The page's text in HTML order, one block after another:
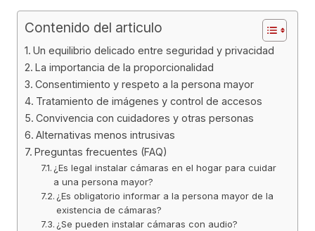
Contenido del articulo
Un equilibrio delicado entre seguridad y privacidad
La importancia de la proporcionalidad
Consentimiento y respeto a la persona mayor
Tratamiento de imágenes y control de accesos
Convivencia con cuidadores y otras personas
Alternativas menos intrusivas
Preguntas frecuentes (FAQ)
¿Es legal instalar cámaras en el hogar para cuidar
a una persona mayor?
¿Es obligatorio informar a la persona mayor de la
existencia de cámaras?
¿Se pueden instalar cámaras con audio?